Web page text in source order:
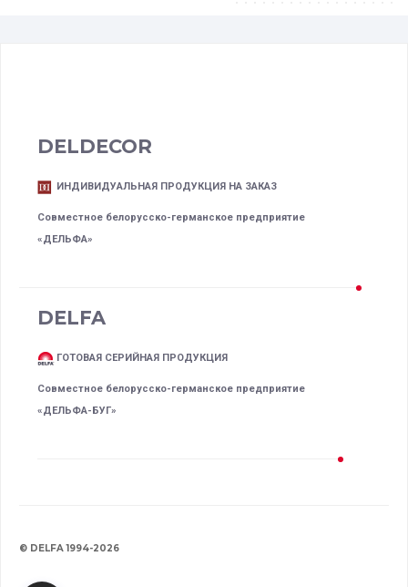
DELDECOR
ИНДИВИДУАЛЬНАЯ ПРОДУКЦИЯ НА ЗАКАЗ
Совместное белорусско-германское предприятие
«ДЕЛЬФА»
DELFA
ГОТОВАЯ СЕРИЙНАЯ ПРОДУКЦИЯ
Совместное белорусско-германское предприятие
«ДЕЛЬФА-БУГ»
© DELFA 1994-2026